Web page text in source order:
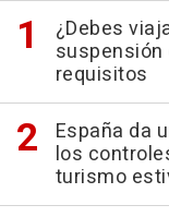
¿Debes
suspensión
requisitos
España da
los
turismo